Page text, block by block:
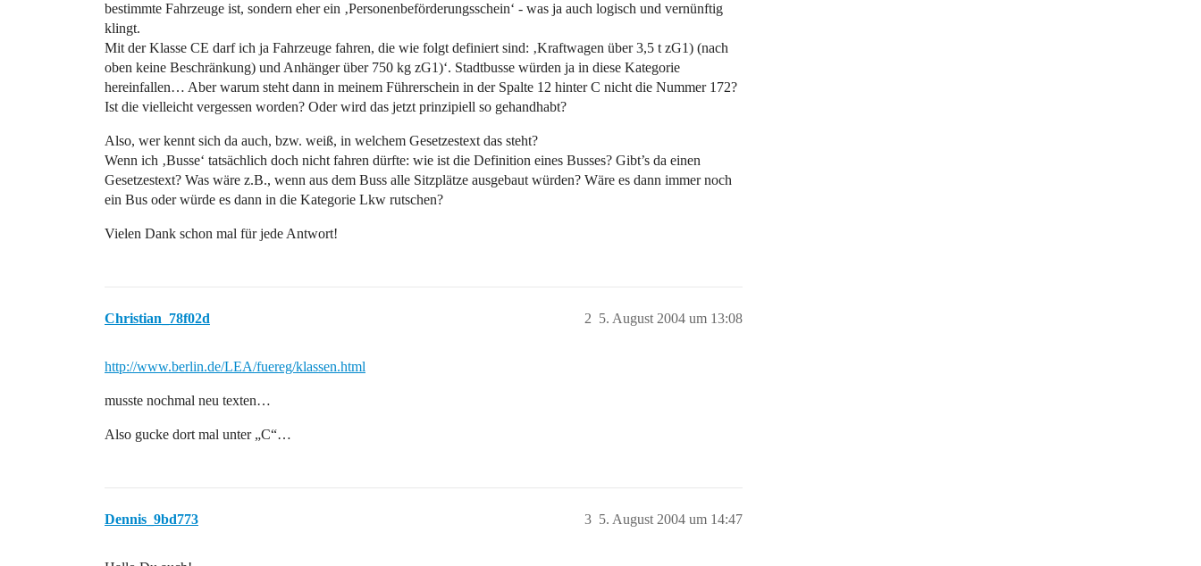
bestimmte Fahrzeuge ist, sondern eher ein ‚Personenbeförderungsschein‘ - was ja auch logisch und vernünftig
klingt.
Mit der Klasse CE darf ich ja Fahrzeuge fahren, die wie folgt definiert sind: ‚Kraftwagen über 3,5 t zG1) (nach
oben keine Beschränkung) und Anhänger über 750 kg zG1)‘. Stadtbusse würden ja in diese Kategorie
hereinfallen… Aber warum steht dann in meinem Führerschein in der Spalte 12 hinter C nicht die Nummer 172?
Ist die vielleicht vergessen worden? Oder wird das jetzt prinzipiell so gehandhabt?
Also, wer kennt sich da auch, bzw. weiß, in welchem Gesetzestext das steht?
Wenn ich ‚Busse‘ tatsächlich doch nicht fahren dürfte: wie ist die Definition eines Busses? Gibt’s da einen
Gesetzestext? Was wäre z.B., wenn aus dem Buss alle Sitzplätze ausgebaut würden? Wäre es dann immer noch
ein Bus oder würde es dann in die Kategorie Lkw rutschen?
Vielen Dank schon mal für jede Antwort!
Christian_78f02d 5. August 2004 um 13:08
2
http://www.berlin.de/LEA/fuereg/klassen.html
musste nochmal neu texten…
Also gucke dort mal unter „C“…
Dennis_9bd773 5. August 2004 um 14:47
3